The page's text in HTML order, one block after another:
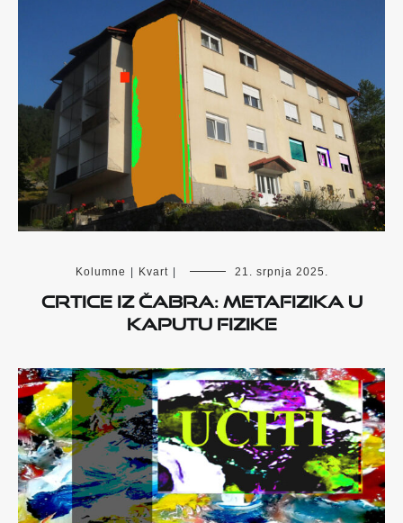
Kolumne Kvart 21. srpnja 2025.
Crtice iz Čabra: Metafizika u
kaputu fizike